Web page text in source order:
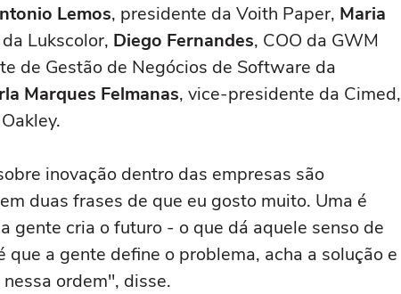
Lemos, presidente da Voith Paper, Maria
Lukscolor, Diego Fernandes, COO da GWM
de Gestão de Negócios de Software da
Marques Felmanas, vice-presidente da Cimed,
inovação dentro das empresas são
duas frases de que eu gosto muito. Uma é
gente cria o futuro - o que dá aquele senso de
a gente define o problema, acha a solução e
ordem", disse.